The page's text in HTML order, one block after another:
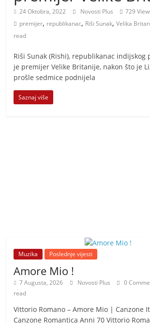
i
t
i
n
i
h
24 Oktobra, 2022 Novosti Plus 729
premijer, republikanac, Riši Sunak,Velika
read
Riši Sunak (Rishi), republikanac indijskog
je premijer Velike Britanije, nakon što je
prošle sedmice podnijela
Saznaj više
Muzika Poslednje vijesti
Amore Mio !
7 Augusta, 2026 Novosti Plus 0
read
Vittorio Romano – Amore Mio | Canzone
Canzone Romantica Anni 70 Vittorio